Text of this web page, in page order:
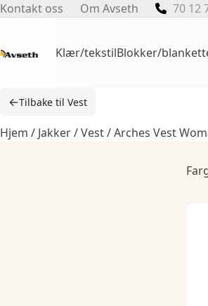
Skip
Kontakt oss Om Avseth 70 12
Klær/tekstilBlokker/
←Tilbake til Vest
Hjem / Jakker/Vest/ Arches Vest